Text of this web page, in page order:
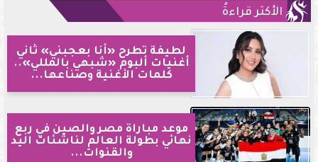
الأكثر قراءةً
لطيفة تطرح «أنا بعجبني» ثاني
أغنيات ألبوم «شبهي بالمللي»..
كلمات الأغنية وصناعها...
موعد مباراة مصر والصين في ربع
نهائي بطولة العالم لناشئات اليد
والقنوات...